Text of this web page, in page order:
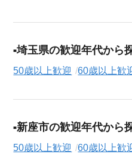
埼玉県の歓迎年代から
50歳以上歓迎 60歳以上歓
新座市の歓迎年代から
50歳以上歓迎 60歳以上歓